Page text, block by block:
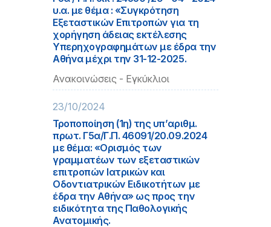
υ.α. με θέμα : «Συγκρότηση
Εξεταστικών Επιτροπών για τη
χορήγηση άδειας εκτέλεσης
Υπερηχογραφημάτων με έδρα την
Αθήνα μέχρι την 31-12-2025.
Ανακοινώσεις - Εγκύκλιοι
23/10/2024
Τροποποίηση (1η) της υπ’αριθμ.
πρωτ. Γ5α/Γ.Π. 46091/20.09.2024
με θέμα: «Ορισμός των
γραμματέων των εξεταστικών
επιτροπών Ιατρικών και
Οδοντιατρικών Ειδικοτήτων με
έδρα την Αθήνα» ως προς την
ειδικότητα της Παθολογικής
Ανατομικής.